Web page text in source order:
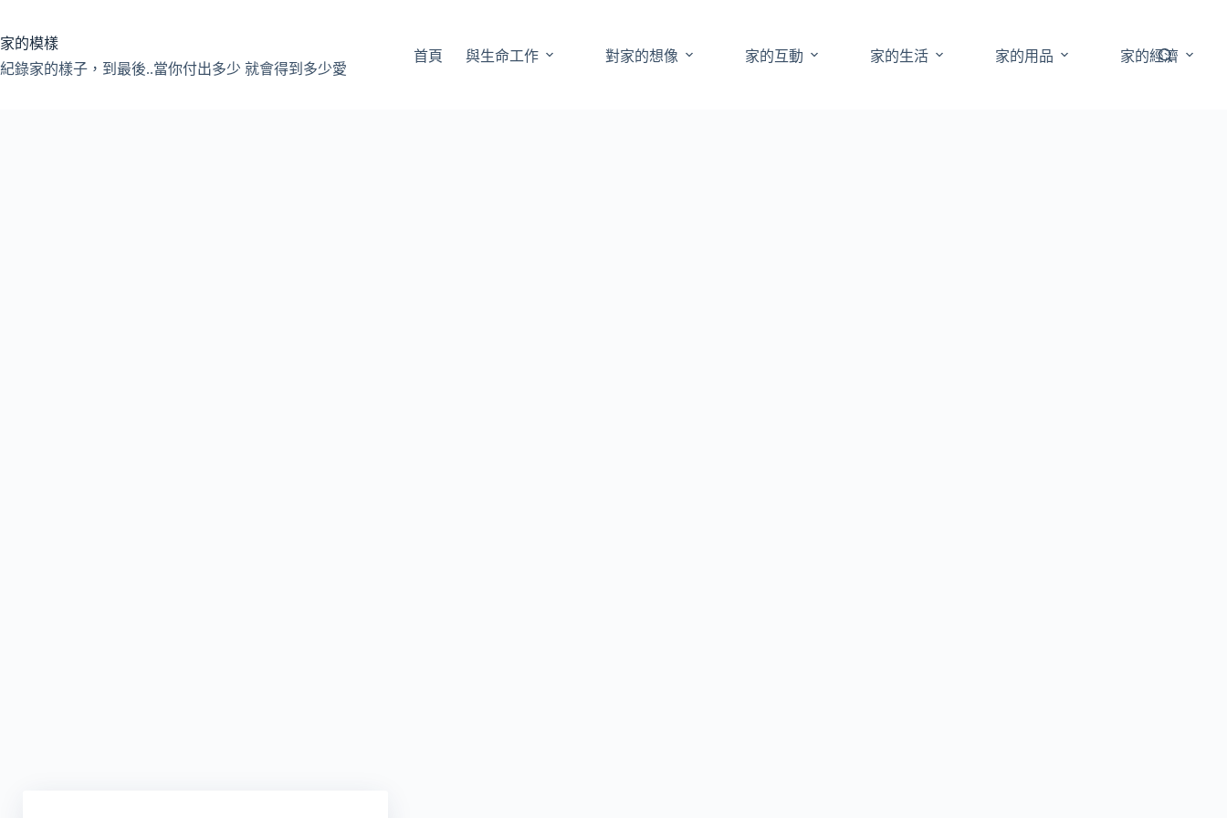
至
主
要
家的模樣
紀錄家的樣子，到最後..當你付出多少 就會得到多少愛
首頁 與生命工作 對家的想像 家的互動 家的生活 家的用品 家的經濟